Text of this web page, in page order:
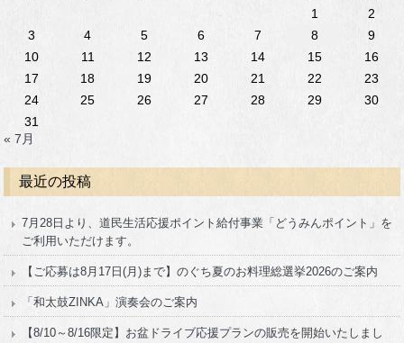
1
2
3
4 5 6 7 8
9
10
11 12 13 14 15
16
17
18 19 20 21 22
23
24
25 26 27 28 29
30
31
« 7月
最近の投稿
7月28日より、道民生活応援ポイント給付事業「どうみんポイント」を
ご利用いただけます。
【ご応募は8月17日(月)まで】のぐち夏のお料理総選挙2026のご案内
「和太鼓ZINKA」演奏会のご案内
【8/10～8/16限定】お盆ドライブ応援プランの販売を開始いたしまし